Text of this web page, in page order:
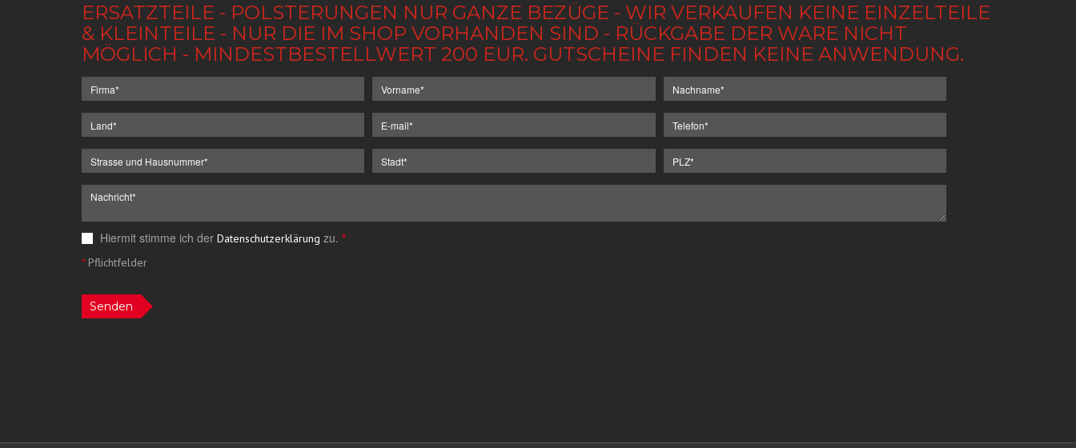
ERSATZTEILE - POLSTERUNGEN NUR GANZE BEZÜGE - WIR VERKAUFEN KEINE EINZELTEILE
& KLEINTEILE - NUR DIE IM SHOP VORHANDEN SIND - RÜCKGABE DER WARE NICHT
MÖGLICH - MINDESTBESTELLWERT 200 EUR. GUTSCHEINE FINDEN KEINE ANWENDUNG.
Hiermit stimme ich der Datenschutzerklärung zu. *
*Pflichtfelder
Senden